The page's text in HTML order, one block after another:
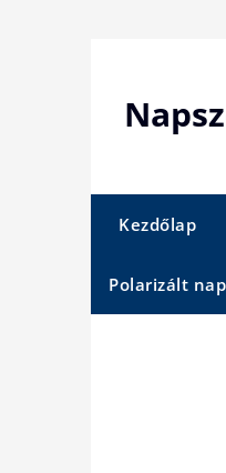
Kezdőlap
Polarizált